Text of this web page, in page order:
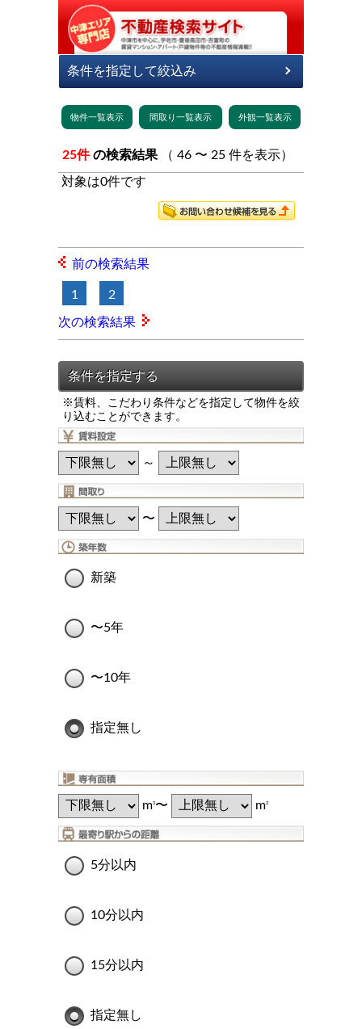
※賃料、こだわり条件などを指定して物件を絞
り込むことができます。
～
〜
新築
〜5年
〜10年
指定無し
m2〜 m2
5分以内
10分以内
15分以内
指定無し
25件 の検索結果 （ 46 〜 25 件を表示）
対象は0件です
前の検索結果
1 2
次の検索結果